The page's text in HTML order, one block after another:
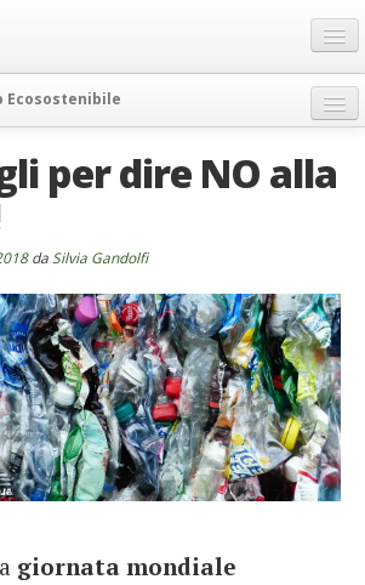
Ecosostenibile
per dire NO alla
da Silvia Gandolfi
giornata mondiale